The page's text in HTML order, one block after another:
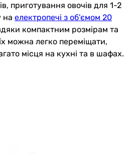
приготування овочів для 1-2
на електропечі з об'ємом 20
компактним розмірам та
можна легко переміщати,
місця на кухні та в шафах.